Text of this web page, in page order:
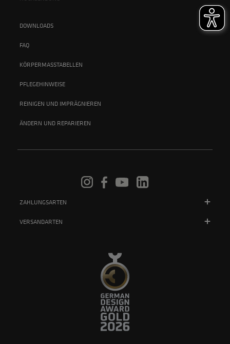
DOWNLOADS
FAQ
KÖRPERMASSTABELLEN
PFLEGEHINWEISE
REINIGEN UND IMPRÄGNIEREN
ÄNDERN UND REPARIEREN
ZAHLUNGSARTEN
VERSANDARTEN